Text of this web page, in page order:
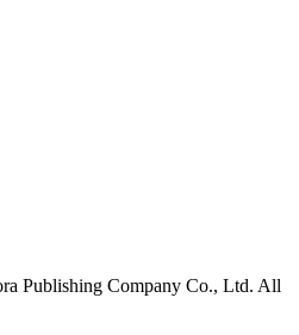
Publishing Company Co., Ltd. All